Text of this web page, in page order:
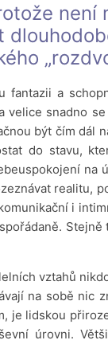
není
fantazii a
velice snadno
být čím dál
do stavu,
na
realitu,
i
vztahů
na sobě nic
je lidskou
úrovni.